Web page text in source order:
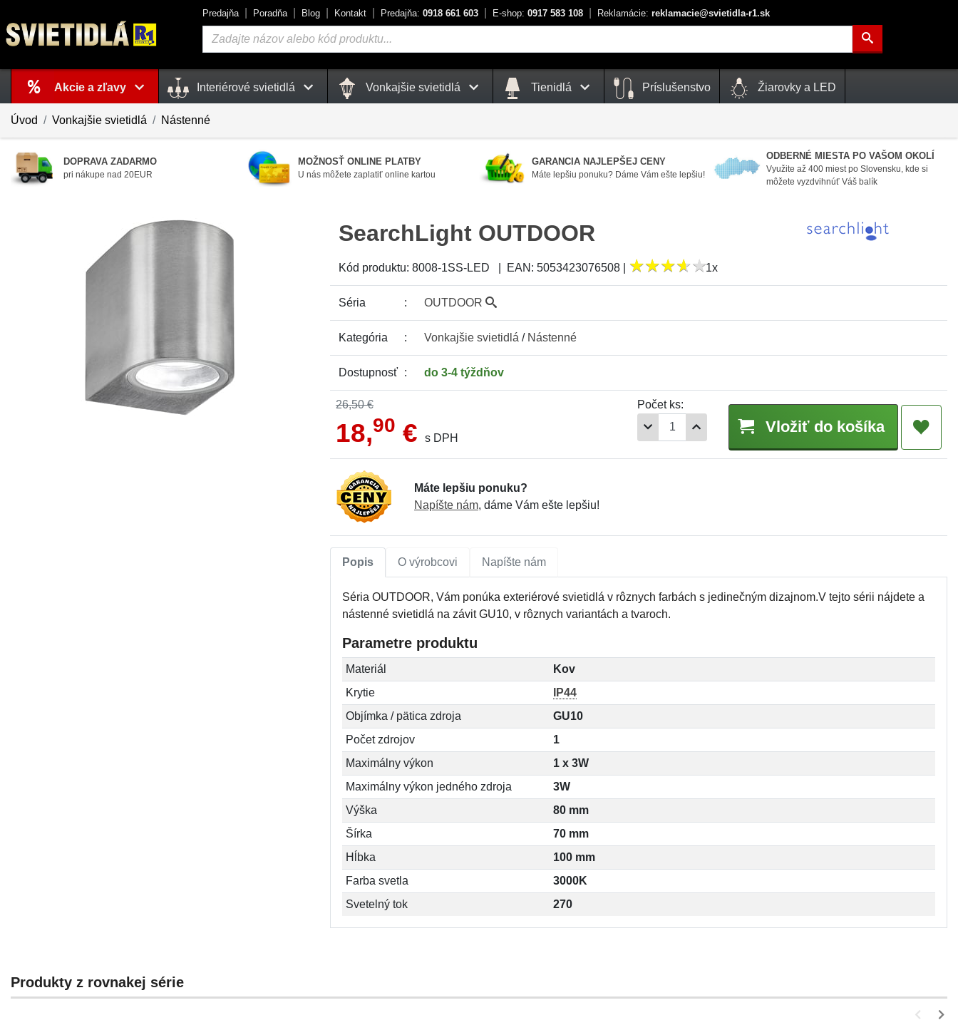
Predajňa Poradňa Blog Kontakt Predajňa: 0918 661 603 E-shop: 0917 583 108 Reklamácie: reklamacie@svietidla-r1.sk
Vyhľadávanie
Košík
je prázdny
Akcie a zľavy Interiérové svietidlá Vonkajšie svietidlá Tienidlá Príslušenstvo Žiarovky a LED
Úvod Vonkajšie svietidlá Nástenné
DOPRAVA ZADARMO
pri nákupe nad 20EUR
MOŽNOSŤ ONLINE PLATBY
U nás môžete zaplatiť online kartou
GARANCIA NAJLEPŠEJ CENY
Máte lepšiu ponuku? Dáme Vám ešte lepšiu!
ODBERNÉ MIESTA PO VAŠOM OKOLÍ
Využite až 400 miest po Slovensku, kde si
môžete vyzdvihnúť Váš balík
SearchLight OUTDOOR
Kód produktu: 8008-1SS-LED EAN: 5053423076508 ★★★★★
★★★★★1x
Séria OUTDOOR
Kategória Vonkajšie svietidlá / Nástenné
Dostupnosť do 3-4 týždňov
26,50 €
18,90 € s DPH
Počet ks:
Vložiť do košíka
Máte lepšiu ponuku?
Napíšte nám, dáme Vám ešte lepšiu!
Popis O výrobcovi Napíšte nám
Séria OUTDOOR, Vám ponúka exteriérové svietidlá v rôznych farbách s jedinečným dizajnom.V tejto sérii nájdete a
nástenné svietidlá na závit GU10, v rôznych variantách a tvaroch.
Parametre produktu
Materiál
Kov
Krytie
IP44
Objímka / pätica zdroja
GU10
Počet zdrojov
1
Maximálny výkon
1 x 3W
Maximálny výkon jedného zdroja
3W
Výška
80 mm
Šírka
70 mm
Hĺbka
100 mm
Farba svetla
3000K
Svetelný tok
270
Produkty z rovnakej série